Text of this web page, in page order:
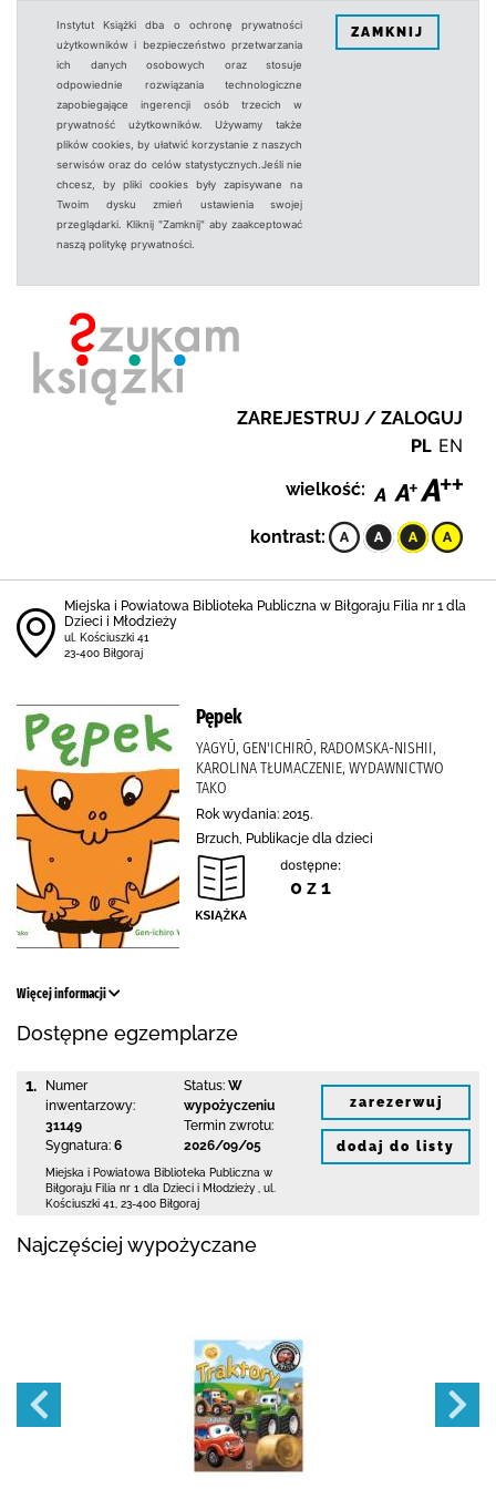
Instytut Książki dba o ochronę prywatności
użytkowników i bezpieczeństwo przetwarzania
ich danych osobowych oraz stosuje
odpowiednie rozwiązania technologiczne
zapobiegające ingerencji osób trzecich w
prywatność użytkowników. Używamy także
plików cookies, by ułatwić korzystanie z naszych
serwisów oraz do celów statystycznych.Jeśli nie
chcesz, by pliki cookies były zapisywane na
Twoim dysku zmień ustawienia swojej
przeglądarki. Kliknij "Zamknij" aby zaakceptować
naszą politykę prywatności.
ZAMKNIJ
ZAREJESTRUJ / ZALOGUJ
PL EN
wielkość:
kontrast:
Miejska i Powiatowa Biblioteka Publiczna w Biłgoraju Filia nr 1 dla
Dzieci i Młodzieży
ul. Kościuszki 41
23-400 Biłgoraj
Pępek
YAGYŪ, GEN'ICHIRŌ, RADOMSKA-NISHII,
KAROLINA TŁUMACZENIE, WYDAWNICTWO
TAKO
Rok wydania: 2015.
Brzuch, Publikacje dla dzieci
dostępne:
0 z 1
Więcej informacji
Dostępne egzemplarze
1.
Numer
inwentarzowy:
31149
Sygnatura: 6
Status: W
wypożyczeniu
Termin zwrotu:
2026/09/05
Miejska i Powiatowa Biblioteka Publiczna w
Biłgoraju Filia nr 1 dla Dzieci i Młodzieży
ul.
Kościuszki 41
23-400 Biłgoraj
zarezerwuj
dodaj do listy
Najczęściej wypożyczane